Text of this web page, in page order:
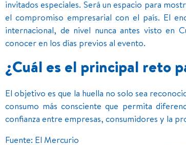
invitados especiales. Será un espacio para
el compromiso empresarial con el país. El
internacional, de nivel nunca antes visto en
conocer en los días previos al evento.
¿Cuál es el principal reto
El objetivo es que la huella no solo sea
consumo más consciente que permita
confianza entre empresas, consumidores y la
Fuente: El Mercurio